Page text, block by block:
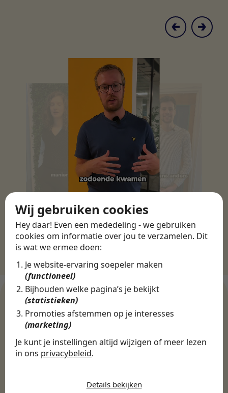
Wij gebruiken cookies
Hey daar! Even een mededeling - we gebruiken
cookies om informatie over jou te verzamelen. Dit
is wat we ermee doen:
Je website-ervaring soepeler maken
(functioneel)
Bijhouden welke pagina’s je bekijkt
(statistieken)
Promoties afstemmen op je interesses
(marketing)
Je kunt je instellingen altijd wijzigen of meer lezen
in ons privacybeleid.
Details bekijken
WERKGEVERS
Ontdek meer dan 500+
werkgevers
Finance, HR & administratie ICT